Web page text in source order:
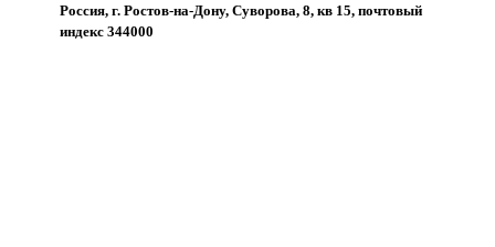
Россия, г. Ростов-на-Дону, Суворова, 8, кв 15, почтовый
индекс 344000